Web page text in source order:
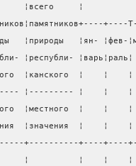
¦всего     ¦
¦природы   ¦ян- ¦фев-
¦республи-
¦канского  ¦
¦--------- ¦    ¦
¦местного  ¦
¦значения  ¦
+----------+----+----
¦          ¦    ¦